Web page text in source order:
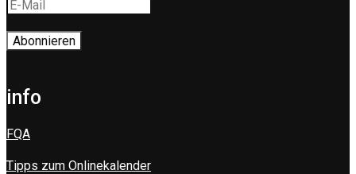
info
FQA
Tipps zum Onlinekalender